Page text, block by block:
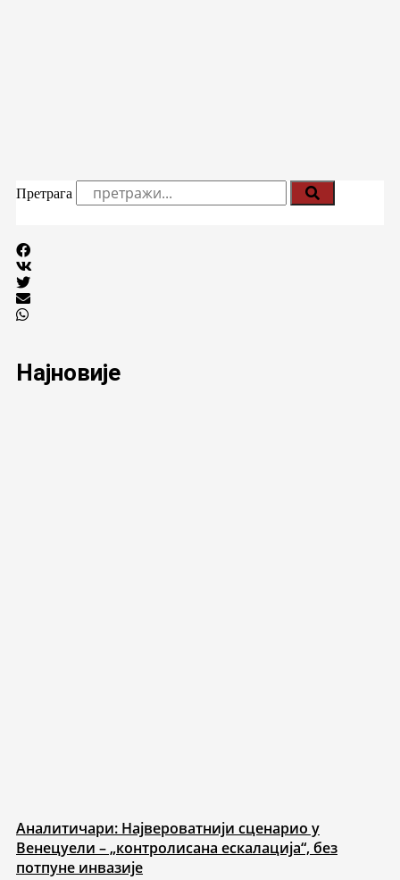
Претрага
Најновије
Аналитичари: Највероватнији сценарио у
Венецуели – „контролисана ескалација“, без
потпуне инвазије